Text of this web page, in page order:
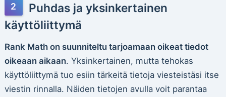
Puhdas ja yksinkertainen
käyttöliittymä
Rank Math on suunniteltu tarjoamaan oikeat tiedot
oikeaan aikaan. Yksinkertainen, mutta tehokas
käyttöliittymä tuo esiin tärkeitä tietoja viesteistäsi itse
viestin rinnalla. Näiden tietojen avulla voit parantaa